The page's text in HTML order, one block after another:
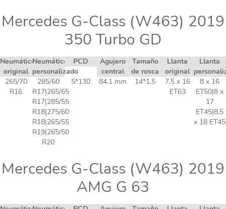
Mercedes G-Class (W463) 2019
350 Turbo GD
Neumático
original
Neumático
personalizado
PCD
Agujero
central
Tamaño
de rosca
Llanta
original
Llanta
265/70
R16
285/60
R17|265/65
R17|285/55
R18|275/60
R18|265/55
R19|265/50
R20
5*130 84,1 mm 14*1,5
7,5 x 16
ET63
8 x 16
ET50|8 x
17
ET45|8,5
x 18 ET45
Mercedes G-Class (W463) 2019
AMG G 63